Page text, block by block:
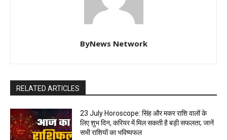
ByNews Network
RELATED ARTICLES
23 July Horoscope: सिंह और मकर राशि वालों के
लिए शुभ दिन, करियर में मिल सकती है बड़ी सफलता; जानें
सभी राशियों का भविष्यफल